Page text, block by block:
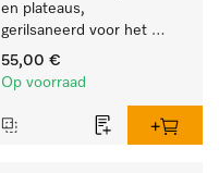
en plateaus,
gerilsaneerd voor het
optimaal plaatsen van
platen, schotels en
55,00 €
Op voorraad